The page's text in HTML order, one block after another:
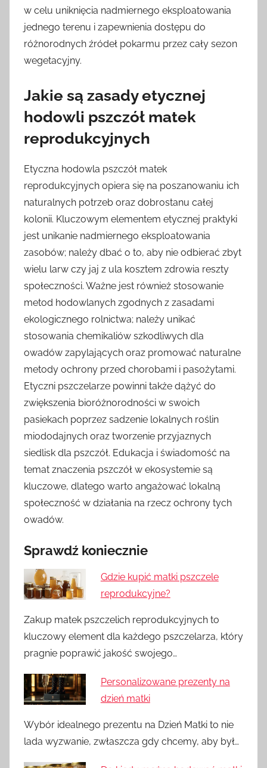
w celu uniknięcia nadmiernego eksploatowania
jednego terenu i zapewnienia dostępu do
różnorodnych źródeł pokarmu przez cały sezon
wegetacyjny.
Jakie są zasady etycznej
hodowli pszczół matek
reprodukcyjnych
Etyczna hodowla pszczół matek
reprodukcyjnych opiera się na poszanowaniu ich
naturalnych potrzeb oraz dobrostanu całej
kolonii. Kluczowym elementem etycznej praktyki
jest unikanie nadmiernego eksploatowania
zasobów; należy dbać o to, aby nie odbierać zbyt
wielu larw czy jaj z ula kosztem zdrowia reszty
społeczności. Ważne jest również stosowanie
metod hodowlanych zgodnych z zasadami
ekologicznego rolnictwa; należy unikać
stosowania chemikaliów szkodliwych dla
owadów zapylających oraz promować naturalne
metody ochrony przed chorobami i pasożytami.
Etyczni pszczelarze powinni także dążyć do
zwiększenia bioróżnorodności w swoich
pasiekach poprzez sadzenie lokalnych roślin
miododajnych oraz tworzenie przyjaznych
siedlisk dla pszczół. Edukacja i świadomość na
temat znaczenia pszczół w ekosystemie są
kluczowe, dlatego warto angażować lokalną
społeczność w działania na rzecz ochrony tych
owadów.
Sprawdź koniecznie
Gdzie kupić matki pszczele
reprodukcyjne?
Zakup matek pszczelich reprodukcyjnych to
kluczowy element dla każdego pszczelarza, który
pragnie poprawić jakość swojego…
Personalizowane prezenty na
dzień matki
Wybór idealnego prezentu na Dzień Matki to nie
lada wyzwanie, zwłaszcza gdy chcemy, aby był…